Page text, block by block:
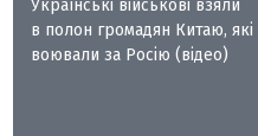
Українські військові взяли
в полон громадян Китаю, які
воювали за Росію (відео)